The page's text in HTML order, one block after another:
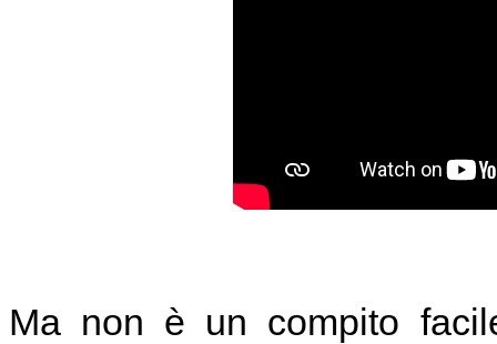
Ma non è un compito